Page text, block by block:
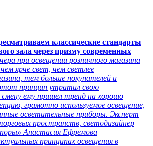
классические стандарты
зала через призму современных
при освещении розничного магазина
ярче свет, чем светлее
тем больше покупателей и
принцип утратил свою
ему пришел тренд на хорошо
грамотно используемое освещение,
осветительные приборы. Эксперт
пространств, светодизайнер
Анастасия Ефремова
принципах освещения в